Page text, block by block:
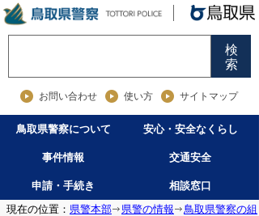
検
索
お問い合わせ 使い方 サイトマップ
鳥取県警察について 安心・安全なくらし
事件情報 交通安全
申請・手続き
相談窓口
現在の位置： 県警本部 県警の情報
鳥取県警察の組